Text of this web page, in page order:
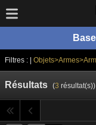
Filtres : |
Résultats (3 résultat(s))